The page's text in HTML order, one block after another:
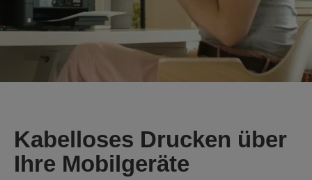
Kabelloses Drucken über
Ihre Mobilgeräte